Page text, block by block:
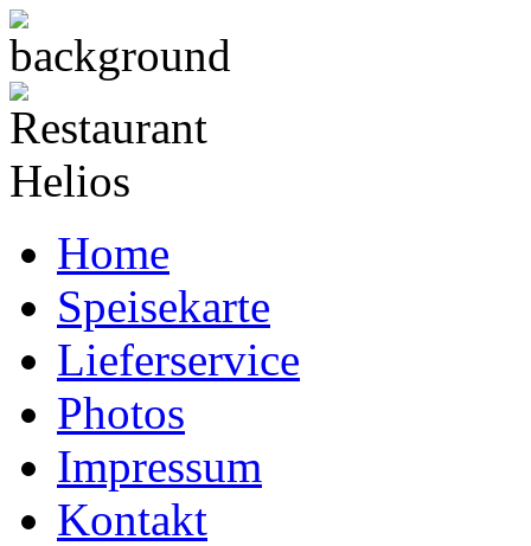
Home
Speisekarte
Lieferservice
Photos
Impressum
Kontakt